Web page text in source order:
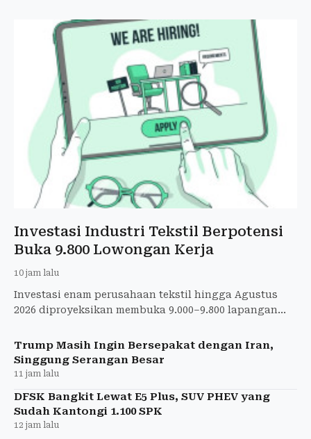
Investasi Industri Tekstil Berpotensi
Buka 9.800 Lowongan Kerja
10 jam lalu
Investasi enam perusahaan tekstil hingga Agustus
2026 diproyeksikan membuka 9.000–9.800 lapangan
Trump Masih Ingin Bersepakat dengan Iran,
Singgung Serangan Besar
11 jam lalu
DFSK Bangkit Lewat E5 Plus, SUV PHEV yang
Sudah Kantongi 1.100 SPK
12 jam lalu